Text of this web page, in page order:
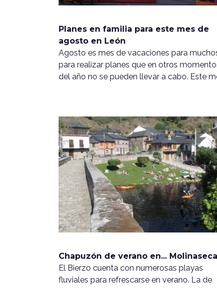
Planes en familia para este mes de
agosto en León
Agosto es mes de vacaciones para
para realizar planes que en otros
del año no se pueden llevar a cabo. Este
Chapuzón de verano en... Molinaseca
El Bierzo cuenta con numerosas playas
fluviales para refrescarse en verano. La de